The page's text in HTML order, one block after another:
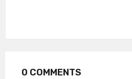
0 COMMENTS